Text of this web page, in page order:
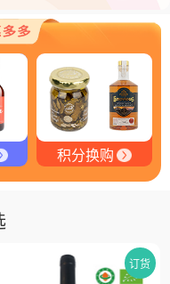
上的黑钻石
认证红酒的独特魅力
逅独特酒韵
积分换购
订货